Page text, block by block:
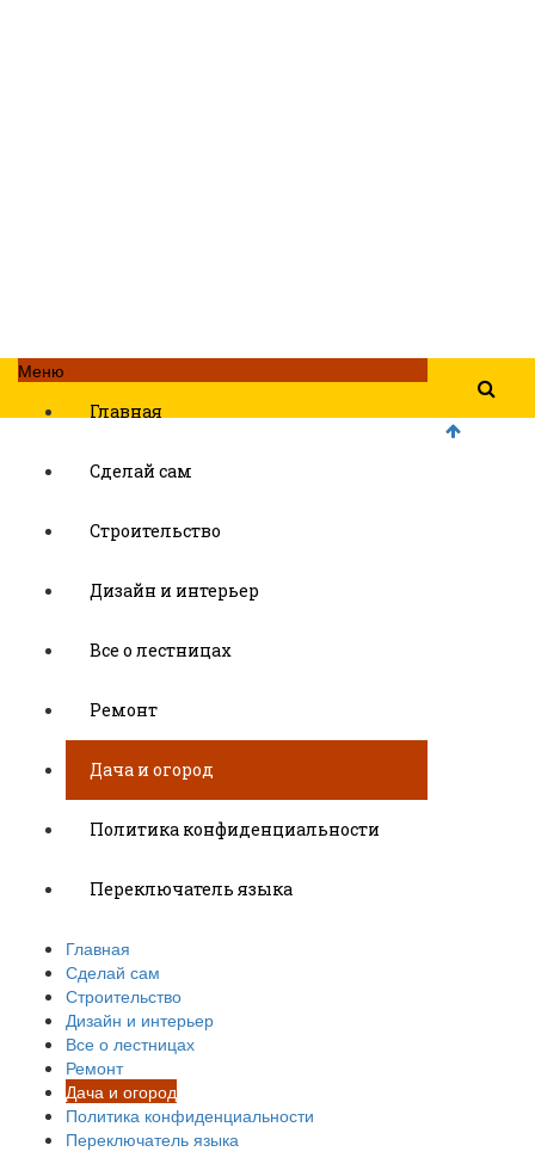
Меню
Главная
Сделай сам
Строительство
Дизайн и интерьер
Все о лестницах
Ремонт
Дача и огород
Политика конфиденциальности
Переключатель языка
Главная
Сделай сам
Строительство
Дизайн и интерьер
Все о лестницах
Ремонт
Дача и огород
Политика конфиденциальности
Переключатель языка